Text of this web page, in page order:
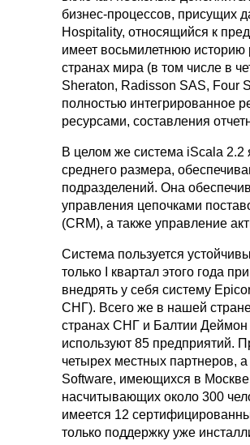
бизнес-процессов, присущих
Hospitality, относящийся к
имеет восьмилетнюю историю
странах мира (в том числе в
Sheraton, Radisson SAS, Four
полностью интегрированное
ресурсами, составления
В целом же система iScala
среднего размера,
подразделений. Она
управления цепочками
(CRM), а также управление
Система пользуется
только I квартал этого года
внедрять у себя систему
СНГ). Всего же в нашей
странах СНГ и Балтии
используют 85 предприятий.
четырех местных партнеров,
Software, имеющихся в
насчитывающих около 300
имеется 12
только поддержку уже